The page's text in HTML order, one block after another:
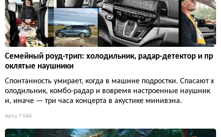
Семейный роуд-трип: холодильник, радар-детектор и пр
оклятые наушники
Спонтанность умирает, когда в машине подростки. Спасают х
олодильник, комбо-радар и вовремя настроенные наушник
и, иначе — три часа концерта в акустике минивэна.
Авто 7 044